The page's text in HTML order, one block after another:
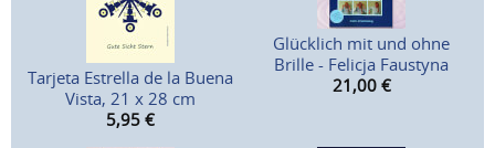
Tarjeta Estrella de la Buena
Vista, 21 x 28 cm
5,95 €
Glücklich mit und ohne
Brille - Felicja Faustyna
21,00 €